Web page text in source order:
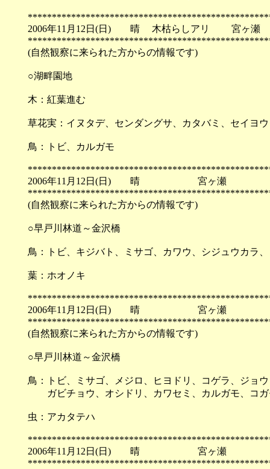
2006年11月12日(日) 晴 木枯らしアリ 宮ヶ瀬
(自然観察に来られた方からの情報です)
○湖畔園地
木：紅葉進む
草花実：イヌタデ、センダングサ、カタバミ、セイヨ
鳥：トビ、カルガモ
2006年11月12日(日) 晴 宮ヶ瀬
(自然観察に来られた方からの情報です)
○早戸川林道～金沢橋
鳥：トビ、キジバト、ミサゴ、カワウ、シジュウカラ
葉：ホオノキ
2006年11月12日(日) 晴 宮ヶ瀬
(自然観察に来られた方からの情報です)
○早戸川林道～金沢橋
鳥：トビ、ミサゴ、メジロ、ヒヨドリ、コゲラ、ジョ
ガビチョウ、オシドリ、カワセミ、カルガモ、コガ
虫：アカタテハ
2006年11月12日(日) 晴 宮ヶ瀬